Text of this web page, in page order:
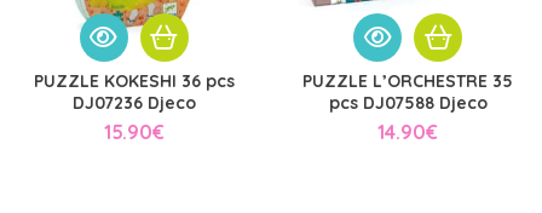
PUZZLE KOKESHI 36 pcs
DJ07236 Djeco
15.90€
PUZZLE L’ORCHESTRE 35
pcs DJ07588 Djeco
14.90€